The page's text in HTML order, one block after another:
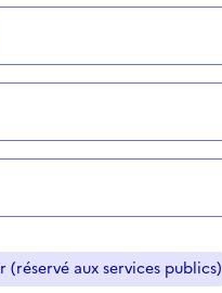
aux services publics)